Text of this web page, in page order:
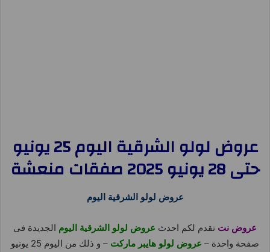
عروض لولو الشرقية اليوم 25 يونيو
حتى 28 يونيو 2025 صفقات منعشة
عروض لولو الشرقية اليوم
عروض نت تقدم لكم احدث عروض لولو الشرقية اليوم الجديدة فى
صفحة واحدة – عروض لولو هايبر ماركت
– و ذلك من اليوم 25 يونيو